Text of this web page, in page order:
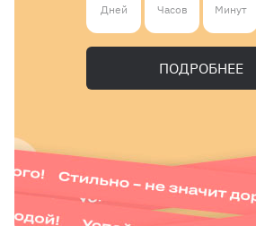
ПОДРОБНЕЕ
Дней Часов Минут